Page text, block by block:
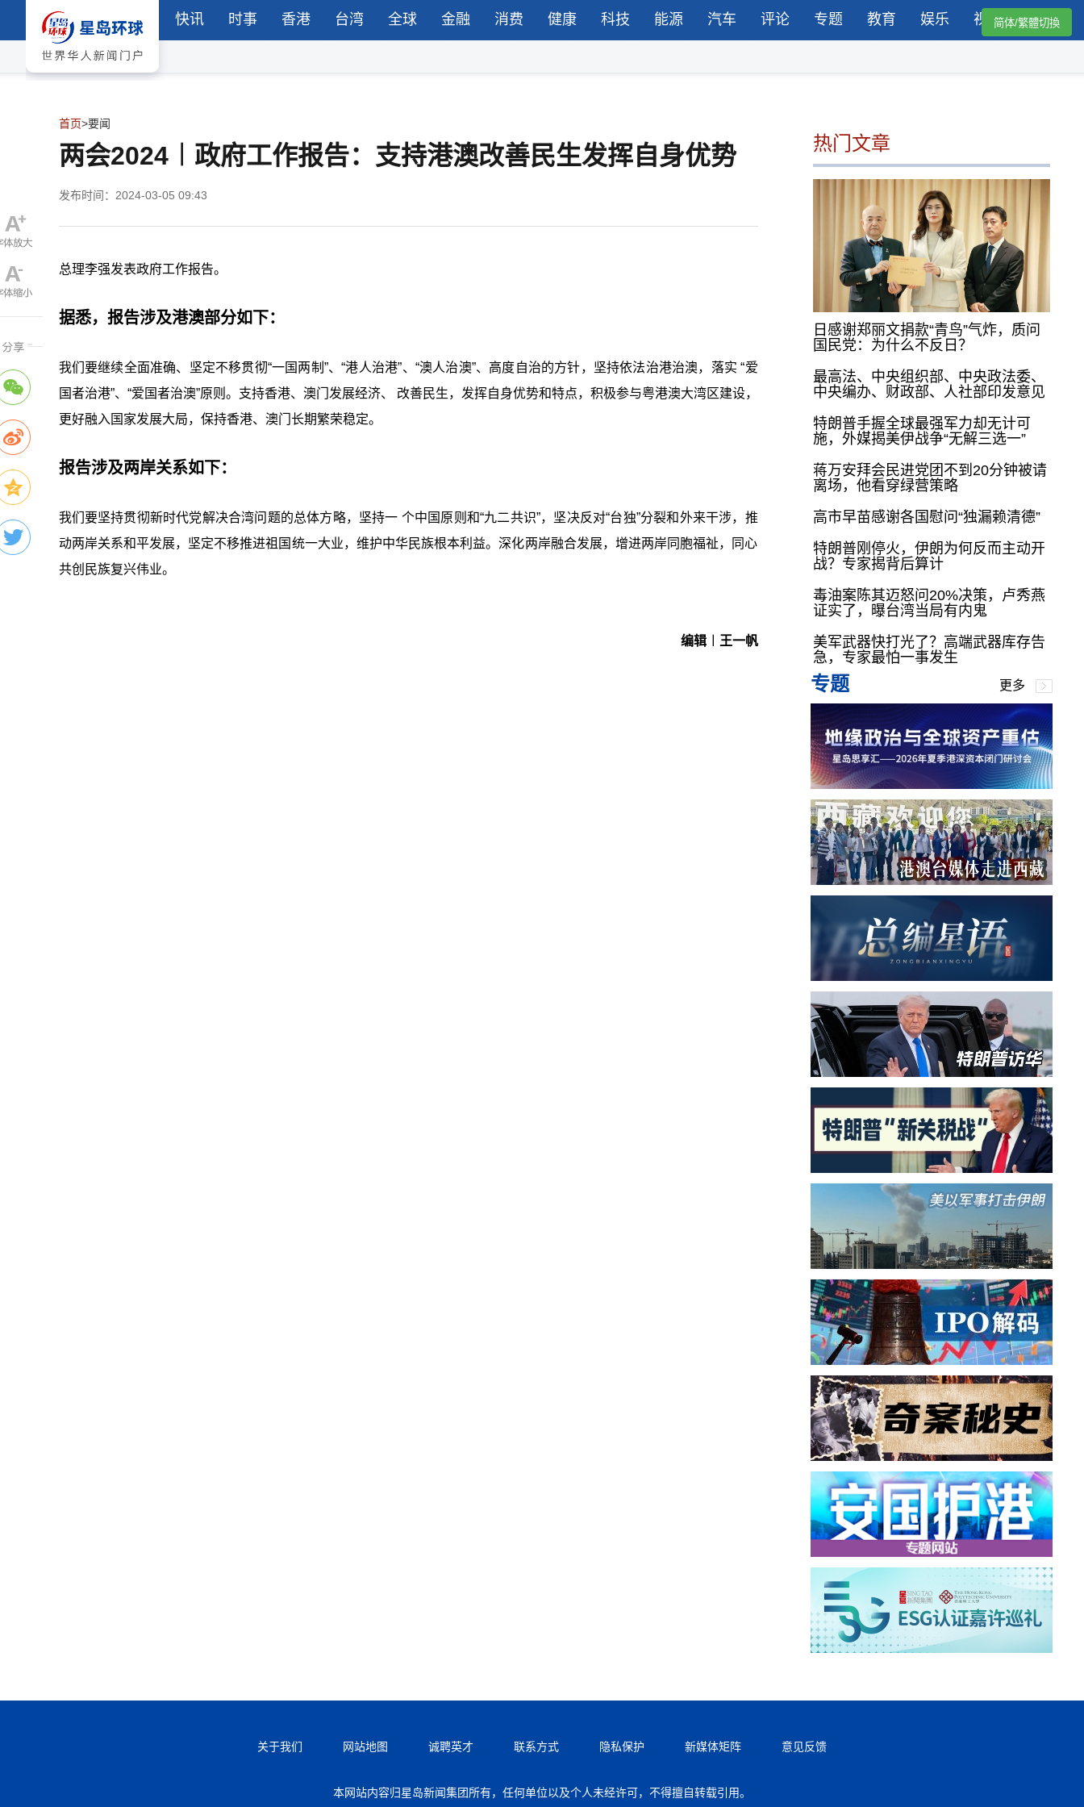
快讯 时事 香港 台湾 全球 金融 消费 健康 科技 能源 汽车 评论 专题 教育 娱乐 视频简体/繁體切換
首页>要闻
两会2024︱政府工作报告：支持港澳改善民生发挥自身优势
发布时间：2024-03-05 09:43
总理李强发表政府工作报告。
据悉，报告涉及港澳部分如下：
我们要继续全面准确、坚定不移贯彻“一国两制”、“港人治港”、“澳人治澳”、高度自治的方针，坚持依法治港治澳，落实 “爱
国者治港”、“爱国者治澳”原则。支持香港、澳门发展经济、 改善⺠生，发挥自身优势和特点，积极参与粤港澳大湾区建设，
更好融入国家发展大局，保持香港、澳⻔⻓期繁荣稳定。
报告涉及两岸关系如下：
我们要坚持贯彻新时代党解决合湾问题的总体方略，坚持一 个中国原则和“九二共识”，坚决反对“台独”分裂和外来干涉，推
动两岸关系和平发展，坚定不移推进祖国统一大业，维护中华民族根本利益。深化两岸融合发展，增进两岸同胞福祉，同心
共创⺠族复兴伟业。
编辑︱王一帆
热门文章
日感谢郑丽文捐款“青鸟”气炸，质问
国民党：为什么不反日？
最高法、中央组织部、中央政法委、
中央编办、财政部、人社部印发意见
特朗普手握全球最强军力却无计可
施，外媒揭美伊战争“无解三选一”
蒋万安拜会民进党团不到20分钟被请
离场，他看穿绿营策略
高市早苗感谢各国慰问“独漏赖清德”
特朗普刚停火，伊朗为何反而主动开
战？专家揭背后算计
毒油案陈其迈怒问20%决策，卢秀燕
证实了，曝台湾当局有内鬼
美军武器快打光了？高端武器库存告
急，专家最怕一事发生
专题 更多
关于我们 网站地图 诚聘英才 联系方式 隐私保护 新媒体矩阵 意见反馈
本网站内容归星岛新闻集团所有，任何单位以及个人未经许可，不得擅自转载引用。